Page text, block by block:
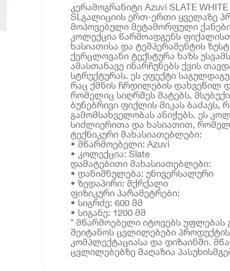
კერამოგრანიტი Azuvi SLATE WHITE
SLგალიციის ერთ-ერთი ყველაზე
მოპოვებული მეტამორფული
კოლექცია წარმოადგენს
ხასიათისა და ტემპერამენტის
ქერცლოვანი ტექსტურა ხაზს
ამასთანავე ინარჩუნებს ქვის
სტრუქტურას. ეს ეფექტი
რაც ქმნის ჩრდილების დახვეწილ
რომელიც სიღრმეს მატებს.
ბუნებრივი ფიქლის მიკას ბაძავს,
გამომსახველობას ანიჭებს. ეს
სიძლიერითა და ხასიათით,
ტექნიკური მახასიათებლები:
• მწარმოებელი: Azuvi
• კოლექცია: Slate
დამატებითი მახასიათებლები:
• დანიშნულება: უნივერსალური
• ზედაპირი: მქრქალი
ფიზიკური პარამეტრები:
• სიგრძე: 600 მმ
• სიგანე: 1200 მმ
* მწარმოებელი იტოვებს უფლებას
შეიტანოს ცვლილებები
კომპლექტაციასა და დიზაინში.
ცვლილებებზე მაღაზია